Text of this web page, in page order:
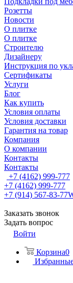
Розетты
Новости
О плитке
О плитке
Строителю
Дизайнеру
Инструкция по
Сертификаты
Услуги
Блог
Как купить
Условия оплаты
Условия доставки
Гарантия на товар
Компания
О компании
Контакты
Контакты
+7 (4162) 999-777
+7 (4162) 999-777
+7 (914) 567-83-77
Заказать звонок
Задать вопрос
Войти
Корзина0